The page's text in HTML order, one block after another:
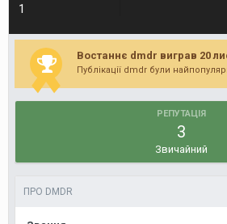
1
Востаннє dmdr виграв 20
Публікації dmdr були
РЕПУТАЦІЯ
3
Звичайний
ПРО DMDR